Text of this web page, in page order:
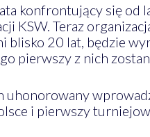
konfrontujący się od
KSW. Teraz
blisko 20 lat, będzie
pierwszy z nich
uhonorowany
i pierwszy